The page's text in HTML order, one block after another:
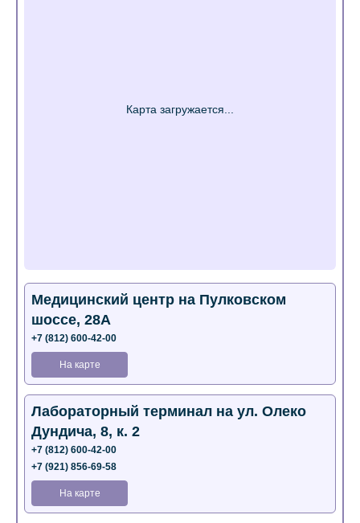
Медицинский центр на Пулковском
шоссе, 28А
+7 (812) 600-42-00
На карте
Лабораторный терминал на ул. Олеко
Дундича, 8, к. 2
+7 (812) 600-42-00
+7 (921) 856-69-58
На карте